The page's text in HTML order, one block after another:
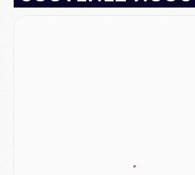
- Le PSG veut accélérer, Ferran